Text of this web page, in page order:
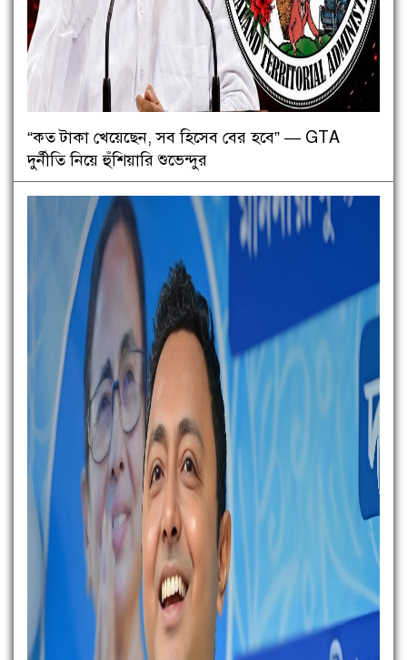
“কত টাকা খেয়েছেন, সব হিসেব বের হবে” — GTA
দুর্নীতি নিয়ে হুঁশিয়ারি শুভেন্দুর